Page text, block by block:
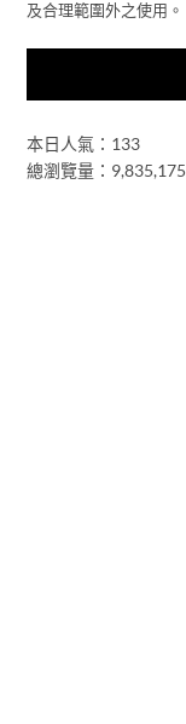
及合理範圍外之使用。
本日人氣：133
總瀏覽量：9,835,175